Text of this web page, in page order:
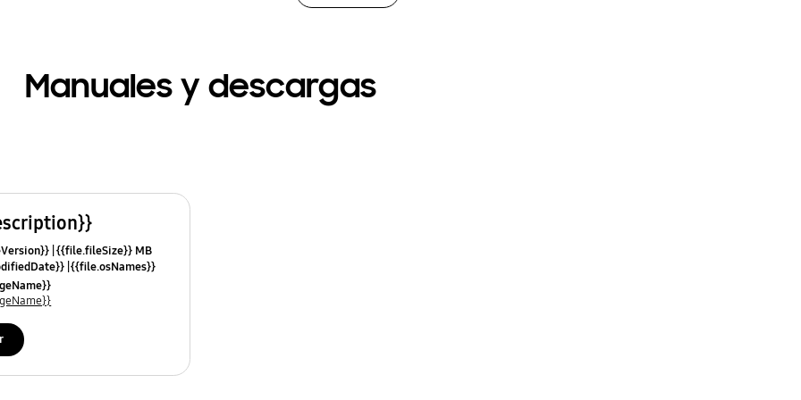
Manuales y descargas
{{file.fileSize}} MB
{{file.osNames}}